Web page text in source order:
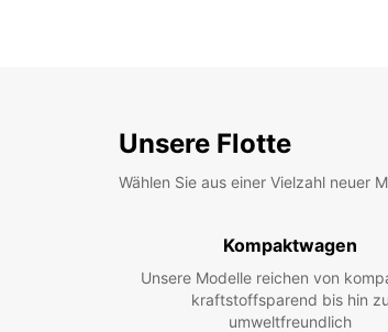
Unsere Flotte
Wählen Sie aus einer Vielzahl neuer
Kompaktwagen
Unsere Modelle reichen von
kraftstoffsparend bis hin zu
umweltfreundlich